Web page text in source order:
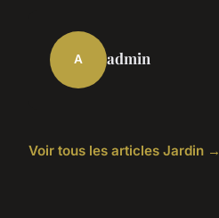
A admin
Voir tous les articles Jardin →